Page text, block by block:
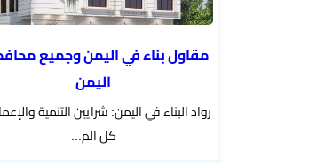
مقاول بناء في اليمن وجميع
اليمن
رواد البناء في اليمن: شرايين التنمية
كل الم...